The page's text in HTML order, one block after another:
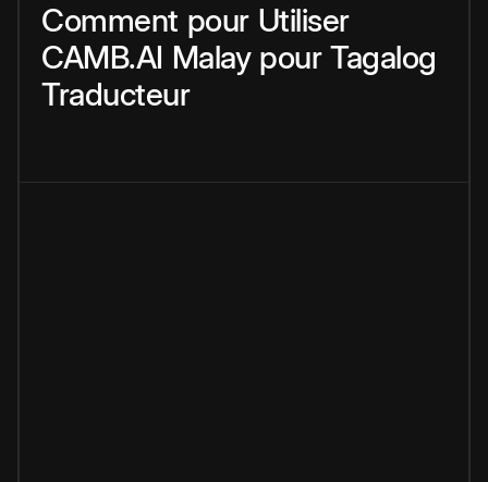
Comment pour Utiliser
CAMB.AI Malay pour Tagalog
Traducteur